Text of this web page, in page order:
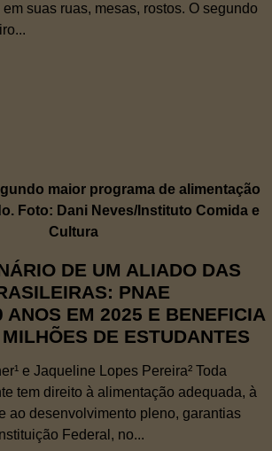
suas ruas, mesas, rostos. O segundo
DE UM ALIADO DAS
PNAE
ANOS EM 2025 E BENEFICIA
DE ESTUDANTES
e Jaqueline Lopes Pereira² Toda
tem direito à alimentação adequada, à
ao desenvolvimento pleno, garantias
Federal, no...